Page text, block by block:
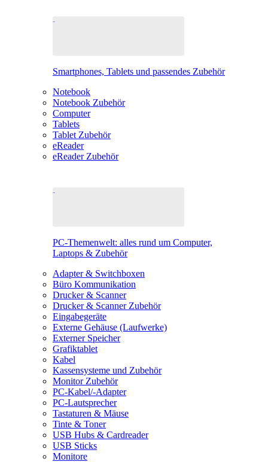
Smartphones, Tablets und passendes Zubehör
Notebook
Notebook Zubehör
Computer
Tablets
Tablet Zubehör
eReader
eReader Zubehör
PC-Themenwelt: alles rund um Computer,
Laptops & Zubehör
Adapter & Switchboxen
Büro Kommunikation
Drucker & Scanner
Drucker & Scanner Zubehör
Eingabegeräte
Externe Gehäuse (Laufwerke)
Externer Speicher
Grafiktablet
Kabel
Kassensysteme und Zubehör
Monitor Zubehör
PC-Kabel/-Adapter
PC-Lautsprecher
Tastaturen & Mäuse
Tinte & Toner
USB Hubs & Cardreader
USB Sticks
Monitore